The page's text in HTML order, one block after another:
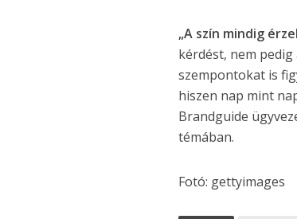
„A szín mindig
kérdést, nem
szempontokat is
hiszen nap mint
Brandguide
témában.
Fotó: gettyimages